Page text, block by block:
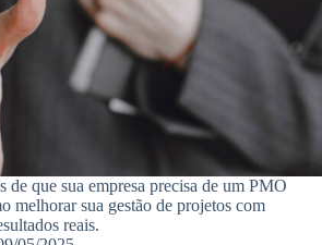
de que sua empresa precisa de um PMO
melhorar sua gestão de projetos com
reais.